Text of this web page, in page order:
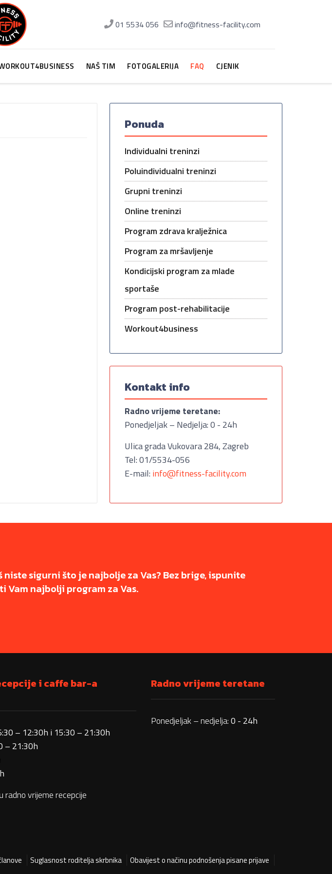
01 5534 056 info@fitness-facility.com
NAŠ TIM FOTOGALERIJA FAQ CJENIK
Ponuda
Individualni treninzi
Poluindividualni treninzi
Grupni treninzi
Online treninzi
Program zdrava kralježnica
Program za mršavljenje
Kondicijski program za mlade
sportaše
Program post-rehabilitacije
Workout4business
Kontakt info
Radno vrijeme teretane:
Ponedjeljak – Nedjelja: 0 - 24h
Ulica grada Vukovara 284, Zagreb
Tel: 01/5534-056
E-mail: info@fitness-facility.com
sigurni što je najbolje za Vas? Bez brige, ispunite
Vam najbolji program za Vas.
i caffe bar-a
– 12:30h i 15:30 – 21:30h
– 21:30h
radno vrijeme recepcije
Radno vrijeme teretane
Ponedjeljak – nedjelja:0 - 24h
Suglasnost roditelja skrbnika Obavijest o načinu podnošenja pisane prijave